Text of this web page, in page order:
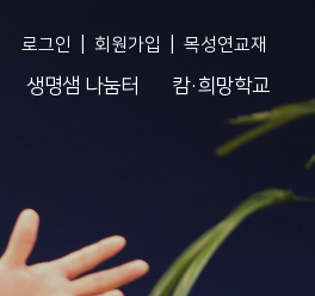
생명샘 나눔터 캄·희망학교
로그인 회원가입 목성연교재